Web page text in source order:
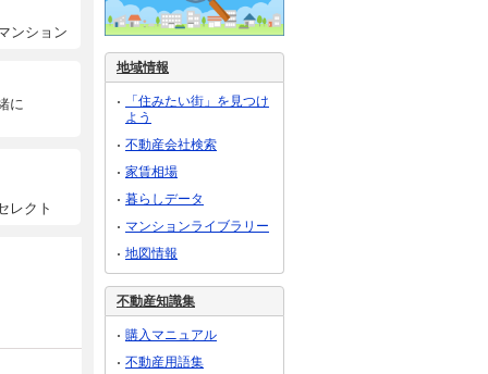
ンション
に
レクト
地域情報
「住みたい街」を見つけ
よう
不動産会社検索
家賃相場
暮らしデータ
マンションライブラリー
地図情報
不動産知識集
購入マニュアル
不動産用語集